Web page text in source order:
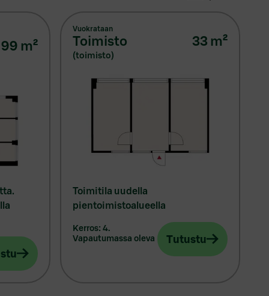
99 m²
Vuokrataan
toimisto 33 m²
(toimisto)
Toimitila uudella
pientoimistoalueella
kerros: 4.
vapautumassa oleva
Tutustu